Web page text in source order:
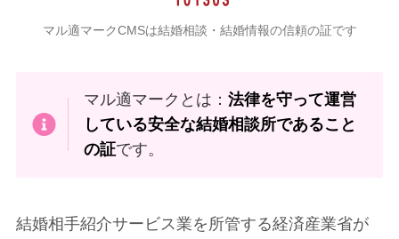
マル適マークCMSは結婚相談・結婚情報の信頼の証です
マル適マークとは：法律を守って運営
している安全な結婚相談所であること
の証です。
結婚相手紹介サービス業を所管する経済産業省が